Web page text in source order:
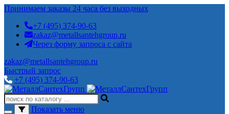
Принимаем заказы 24 часа без выходных
+7 (495) 374-90-63
zakaz@metallsantehgroup.ru
Через форму запроса с сайта
zakaz@metallsantehgroup.ru
Быстрый запрос
+7 (495) 374-90-63
Показать меню